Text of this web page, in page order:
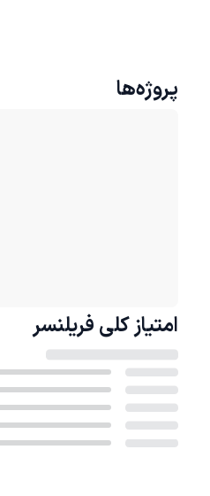
پروژه‌ها
امتیاز کلی فریلنسر